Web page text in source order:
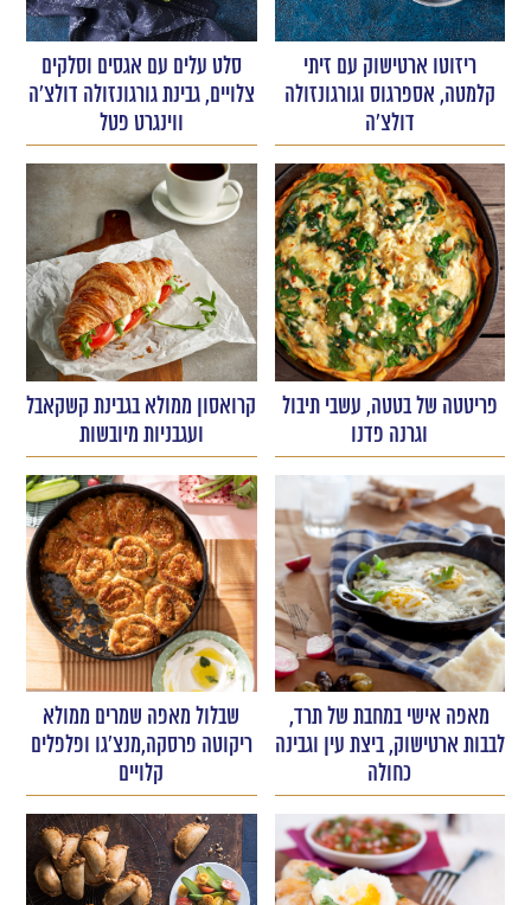
ריזוטו ארטישוק עם זיתי
קלמטה, אספרגוס וגורגונזולה
דולצ'ה
סלט עלים עם אגסים וסלקים
צלויים, גבינת גורגונזולה דולצ'ה
ווינגרט פטל
פריטטה של בטטה, עשבי תיבול
וגרנה פדנו
קרואסון ממולא בגבינת קשקאבל
ועגבניות מיובשות
מאפה אישי במחבת של תרד,
לבבות ארטישוק, ביצת עין וגבינה
כחולה
שבלול מאפה שמרים ממולא
ריקוטה פרסקה,מנצ'גו ופלפלים
קלויים